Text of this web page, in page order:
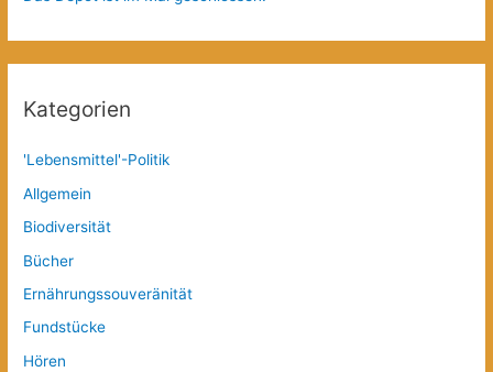
Kategorien
'Lebensmittel'-Politik
Allgemein
Biodiversität
Bücher
Ernährungssouveränität
Fundstücke
Hören